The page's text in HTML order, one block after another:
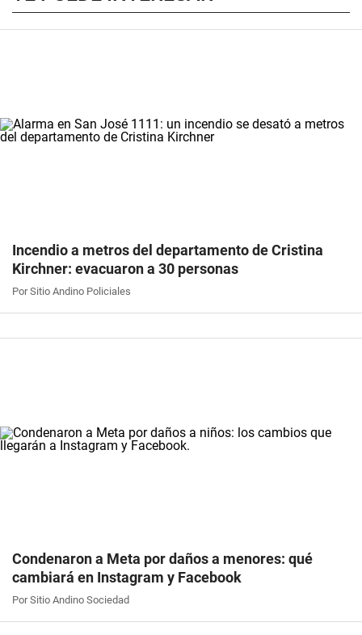
Incendio a metros del departamento de Cristina
Kirchner: evacuaron a 30 personas
Por Sitio Andino Policiales
Condenaron a Meta por daños a menores: qué
cambiará en Instagram y Facebook
Por Sitio Andino Sociedad